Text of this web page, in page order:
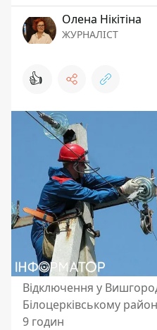
Олена Нікітіна
ЖУРНАЛІСТ
👍
Відключення у
Білоцерківському
9 годин